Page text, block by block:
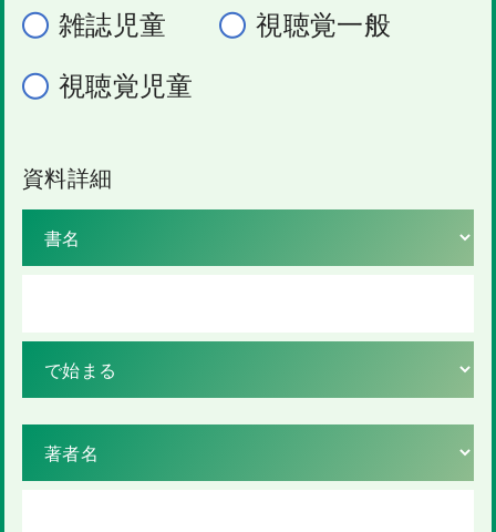
雑誌児童 視聴覚一般
視聴覚児童
資料詳細